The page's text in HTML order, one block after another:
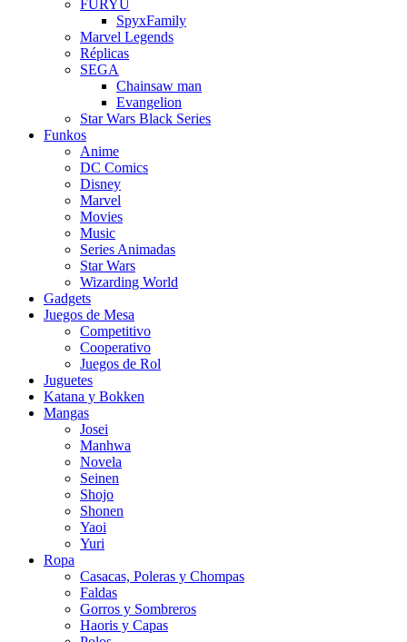
FURYU
SpyxFamily
Marvel Legends
Réplicas
SEGA
Chainsaw man
Evangelion
Star Wars Black Series
Funkos
Anime
DC Comics
Disney
Marvel
Movies
Music
Series Animadas
Star Wars
Wizarding World
Gadgets
Juegos de Mesa
Competitivo
Cooperativo
Juegos de Rol
Juguetes
Katana y Bokken
Mangas
Josei
Manhwa
Novela
Seinen
Shojo
Shonen
Yaoi
Yuri
Ropa
Casacas, Poleras y Chompas
Faldas
Gorros y Sombreros
Haoris y Capas